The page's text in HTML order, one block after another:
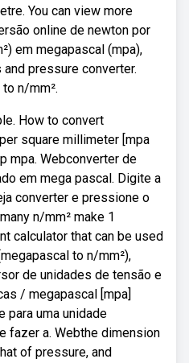
You can view more
online de newton por
em megapascal (mpa),
pressure converter.
n/mm².
How to convert
square millimeter [mpa
mpa. Webconverter de
em mega pascal. Digite a
converter e pressione o
n/mm² make 1
calculator that can be used
to n/mm²),
de unidades de tensão e
/ megapascal [mpa]
para uma unidade
fazer a. Webthe dimension
of pressure, and